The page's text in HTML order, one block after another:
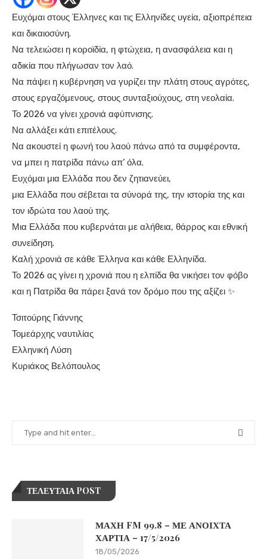
Ευχόμαι στους Έλληνες και τις Ελληνίδες υγεία, αξιοπρέπεια
και δικαιοσύνη.
Να τελειώσει η κοροϊδία, η φτώχεια, η ανασφάλεια και η
αδικία που πλήγωσαν τον λαό.
Να πάψει η κυβέρνηση να γυρίζει την πλάτη στους αγρότες,
στους εργαζόμενους, στους συνταξιούχους, στη νεολαία.
Το 2026 να γίνει χρονιά αφύπνισης.
Να αλλάξει κάτι επιτέλους.
Να ακουστεί η φωνή του λαού πάνω από τα συμφέροντα,
να μπει η πατρίδα πάνω απ’ όλα.
Ευχόμαι μια Ελλάδα που δεν ζητιανεύει,
μια Ελλάδα που σέβεται τα σύνορά της, την ιστορία της και
τον ιδρώτα του λαού της.
Μια Ελλάδα που κυβερνάται με αλήθεια, θάρρος και εθνική
συνείδηση.
Καλή χρονιά σε κάθε Έλληνα και κάθε Ελληνίδα.
Το 2026 ας γίνει η χρονιά που η ελπίδα θα νικήσει τον φόβο
και η Πατρίδα θα πάρει ξανά τον δρόμο που της αξίζει ✨
Τσιτούρης Γιάννης
Τομεάρχης ναυτιλίας
Ελληνική Λύση
Κυριάκος Βελόπουλος
ΤΕΛΕΥΤΑΙΑ POST
ΜΑΧΗ FM 99.8 – ΜΕ ΑΝΟΙΧΤΑ
ΧΑΡΤΙΑ – 17/5/2026
18/05/2026